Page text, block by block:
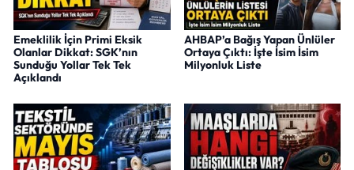
Emeklilik İçin Primi Eksik
Olanlar Dikkat: SGK’nın
Sunduğu Yollar Tek Tek
Açıklandı
AHBAP’a Bağış Yapan Ünlüler
Ortaya Çıktı: İşte İsim İsim
Milyonluk Liste